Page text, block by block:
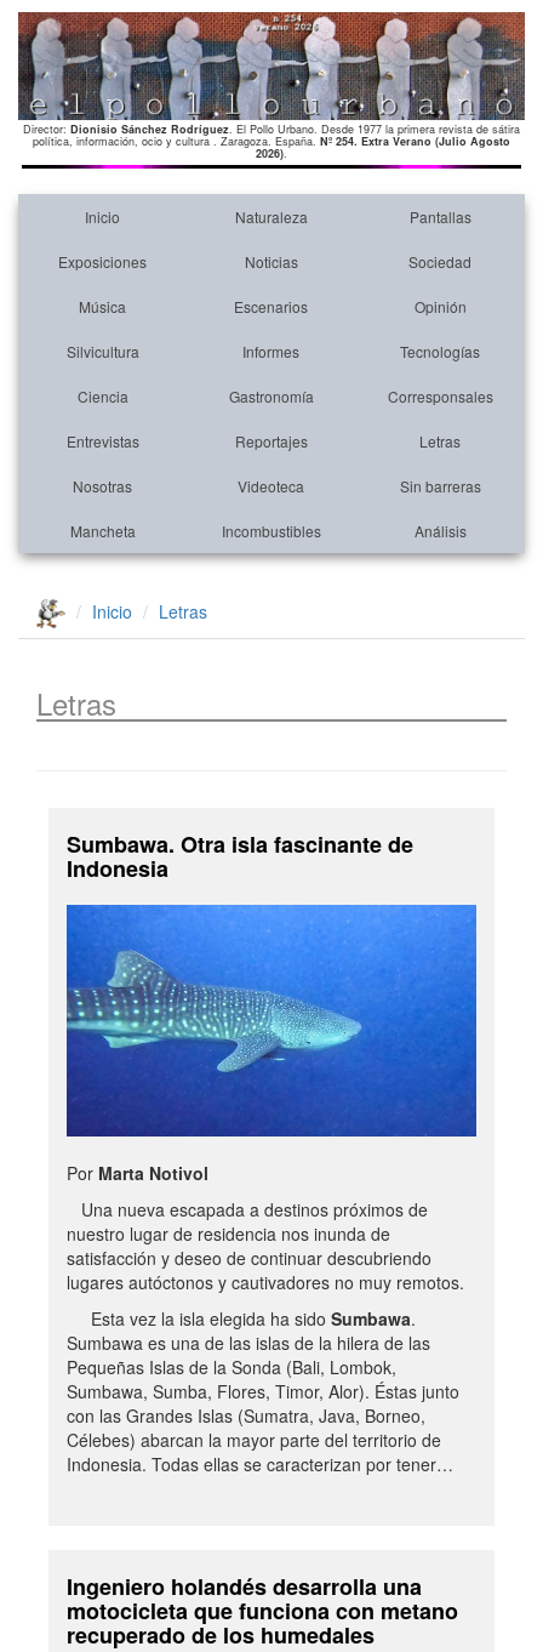
Director: Dionisio Sánchez Rodríguez. El Pollo Urbano. Desde 1977 la primera revista de sátira
política, información, ocio y cultura . Zaragoza. España. Nº 254. Extra Verano (Julio Agosto
2026).
Inicio Naturaleza Pantallas
Exposiciones Noticias Sociedad
Música Escenarios Opinión
Silvicultura Informes Tecnologías
Ciencia Gastronomía Corresponsales
Entrevistas Reportajes Letras
Nosotras Videoteca Sin barreras
Mancheta Incombustibles Análisis
Inicio Letras
Letras
Sumbawa. Otra isla fascinante de
Indonesia
Por Marta Notivol
Una nueva escapada a destinos próximos de
nuestro lugar de residencia nos inunda de
satisfacción y deseo de continuar descubriendo
lugares autóctonos y cautivadores no muy remotos.
Esta vez la isla elegida ha sido Sumbawa.
Sumbawa es una de las islas de la hilera de las
Pequeñas Islas de la Sonda (Bali, Lombok,
Sumbawa, Sumba, Flores, Timor, Alor). Éstas junto
con las Grandes Islas (Sumatra, Java, Borneo,
Célebes) abarcan la mayor parte del territorio de
Indonesia. Todas ellas se caracterizan por tener…
Ingeniero holandés desarrolla una
motocicleta que funciona con metano
recuperado de los humedales